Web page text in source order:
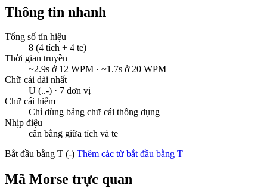
Thông tin nhanh
Tổng số tín hiệu
8 (4 tích + 4 te)
Thời gian truyền
~2.9s ở 12 WPM · ~1.7s ở 20 WPM
Chữ cái dài nhất
U (..-) · 7 đơn vị
Chữ cái hiếm
Chỉ dùng bảng chữ cái thông dụng
Nhịp điệu
cân bằng giữa tích và te
Bắt đầu bằng T (-) Thêm các từ bắt đầu bằng T
Mã Morse trực quan